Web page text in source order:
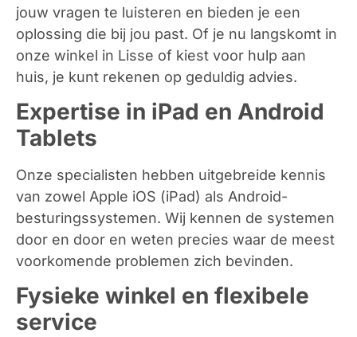
jouw vragen te luisteren en bieden je een
oplossing die bij jou past. Of je nu langskomt in
onze winkel in Lisse of kiest voor hulp aan
huis, je kunt rekenen op geduldig advies.
Expertise in iPad en Android
Tablets
Onze specialisten hebben uitgebreide kennis
van zowel Apple iOS (iPad) als Android-
besturingssystemen. Wij kennen de systemen
door en door en weten precies waar de meest
voorkomende problemen zich bevinden.
Fysieke winkel en flexibele
service